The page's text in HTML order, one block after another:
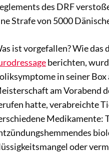
des DRF
Strafe von 5000
ist vorgefallen? Wie das
berichten,
in seiner
am Vorabend
hatte, verabreichte
Medikamente:
oder